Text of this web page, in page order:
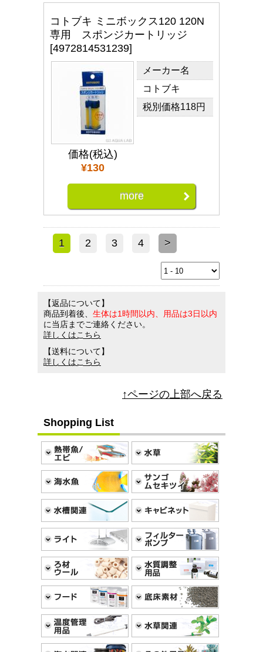
コトブキ ミニボックス120 120N
専用 スポンジカートリッジ
[4972814531239]
価格(税込)
¥130
メーカー名
コトブキ
税別価格118円
more
1 2 3 4 >
【返品について】
商品到着後、 生体は1時間以内、用品は3日以内
に当店までご連絡ください。
詳しくはこちら
【送料について】
詳しくはこちら
↑ページの上部へ戻る
Shopping List